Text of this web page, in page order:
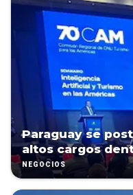
Paraguay se
altos cargos
NEGOCIOS